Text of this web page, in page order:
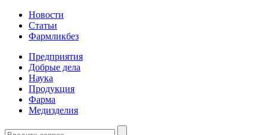
Новости
Статьи
Фармликбез
Предприятия
Добрые дела
Наука
Продукция
Фарма
Медизделия